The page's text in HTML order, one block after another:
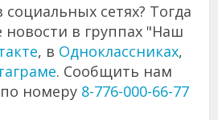
сетях? Тогда
в группах "Наш
, в Одноклассниках,
. Сообщить нам
номеру 8-776-000-66-77